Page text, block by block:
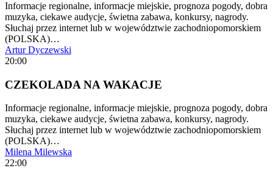
Informacje regionalne, informacje miejskie, prognoza pogody, dobra
muzyka, ciekawe audycje, świetna zabawa, konkursy, nagrody.
Słuchaj przez internet lub w województwie zachodniopomorskiem
(POLSKA)…
Artur Dyczewski
20:00
CZEKOLADA NA WAKACJE
Informacje regionalne, informacje miejskie, prognoza pogody, dobra
muzyka, ciekawe audycje, świetna zabawa, konkursy, nagrody.
Słuchaj przez internet lub w województwie zachodniopomorskiem
(POLSKA)…
Milena Milewska
22:00